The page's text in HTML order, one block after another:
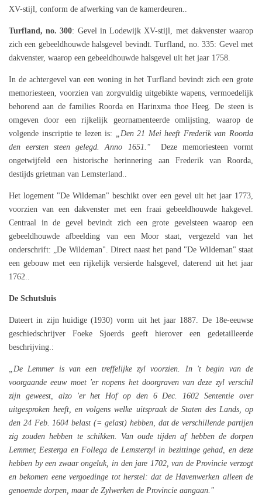
XV-stijl, conform de afwerking van de kamerdeuren..
Turfland, no. 300: Gevel in Lodewijk XV-stijl, met dakvenster waarop
zich een gebeeldhouwde halsgevel bevindt. Turfland, no. 335: Gevel met
dakvenster, waarop een gebeeldhouwde halsgevel uit het jaar 1758.
In de achtergevel van een woning in het Turfland bevindt zich een grote
memoriesteen, voorzien van zorgvuldig uitgebikte wapens, vermoedelijk
behorend aan de families Roorda en Harinxma thoe Heeg. De steen is
omgeven door een rijkelijk geornamenteerde omlijsting, waarop de
volgende inscriptie te lezen is:
„Den 21 Mei heeft Frederik van Roorda
den eersten steen gelegd. Anno 1651."
Deze memoriesteen vormt
ongetwijfeld een historische herinnering aan Frederik van Roorda,
destijds grietman van Lemsterland..
Het logement "De Wildeman" beschikt over een gevel uit het jaar 1773,
voorzien van een dakvenster met een fraai gebeeldhouwde hakgevel.
Centraal in de gevel bevindt zich een grote gevelsteen waarop een
gebeeldhouwde afbeelding van een Moor staat, vergezeld van het
onderschrift: „De Wildeman". Direct naast het pand "De Wildeman" staat
een gebouw met een rijkelijk versierde halsgevel, daterend uit het jaar
1762..
De Schutsluis
Dateert in zijn huidige (1930) vorm uit het jaar 1887. De 18e-eeuwse
geschiedschrijver Foeke Sjoerds geeft hierover een gedetailleerde
beschrijving.:
„De Lemmer is van een treffelijke zyl voorzien. In 't begin van de
voorgaande eeuw moet 'er nopens het doorgraven van deze zyl verschil
zijn geweest, alzo 'er het Hof op den 6 Dec. 1602 Sententie over
uitgesproken heeft, en volgens welke uitspraak de Staten des Lands, op
den 24 Feb. 1604 belast (= gelast) hebben, dat de verschillende partijen
zig zouden hebben te schikken. Van oude tijden af hebben de dorpen
Lemmer, Eesterga en Follega de Lemsterzyl in bezittinge gehad, en deze
hebben by een zwaar ongeluk, in den jare 1702, van de Provincie verzogt
en bekomen eene vergoedinge tot herstel: dat de Havenwerken alleen de
genoemde dorpen, maar de Zylwerken de Provincie aangaan."